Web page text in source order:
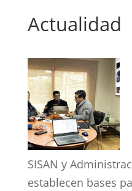
Actualidad
SISAN y
establecen bases